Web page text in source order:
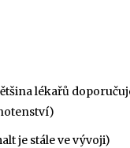
lékařů
je stále ve vývoji)